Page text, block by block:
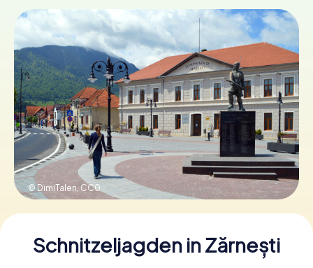
AT CH
DE
ES
FR UK
IE
IT
NL
Tickets buchen
Gutscheine bestellen
© DimiTalen,CC0
Schnitzeljagden in Zărnești